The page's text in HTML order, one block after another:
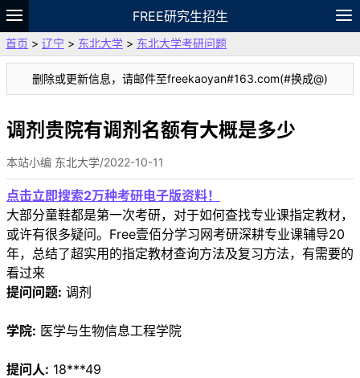
FREE研究生招生
题库
故事 专题 APP 笔记
VIP
资料
首页 > 辽宁 > 东北大学 > 东北大学考研问题
删除或更新信息，请邮件至freekaoyan#163.com(#换成@)
调剂贵院有调剂名额有大概是多少
本站小编 东北大学/2022-10-11
点击立即搜索2万种考研电子版资料！
大部分童鞋都是第一次考研，对于如何查找专业课指定教材，
或许有很多疑问。Free壹佰分学习网考研深耕专业课辅导20
年，总结了超实用的指定教材查询方法及复习方法，有需要的
看过来
提问问题: 调剂
学院: 医学与生物信息工程学院
提问人: 18***49